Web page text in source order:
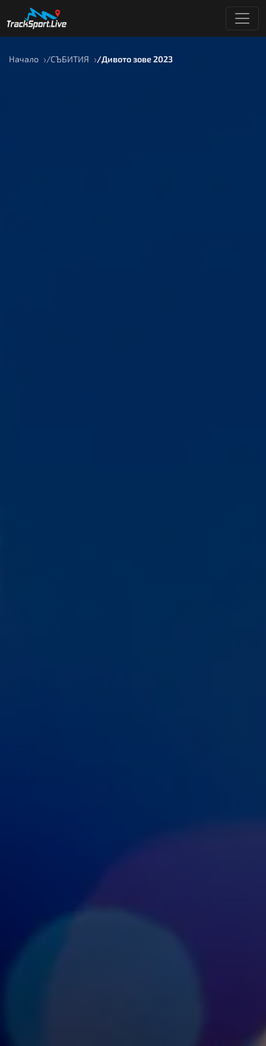
Начало СЪБИТИЯ Дивото зове 2023